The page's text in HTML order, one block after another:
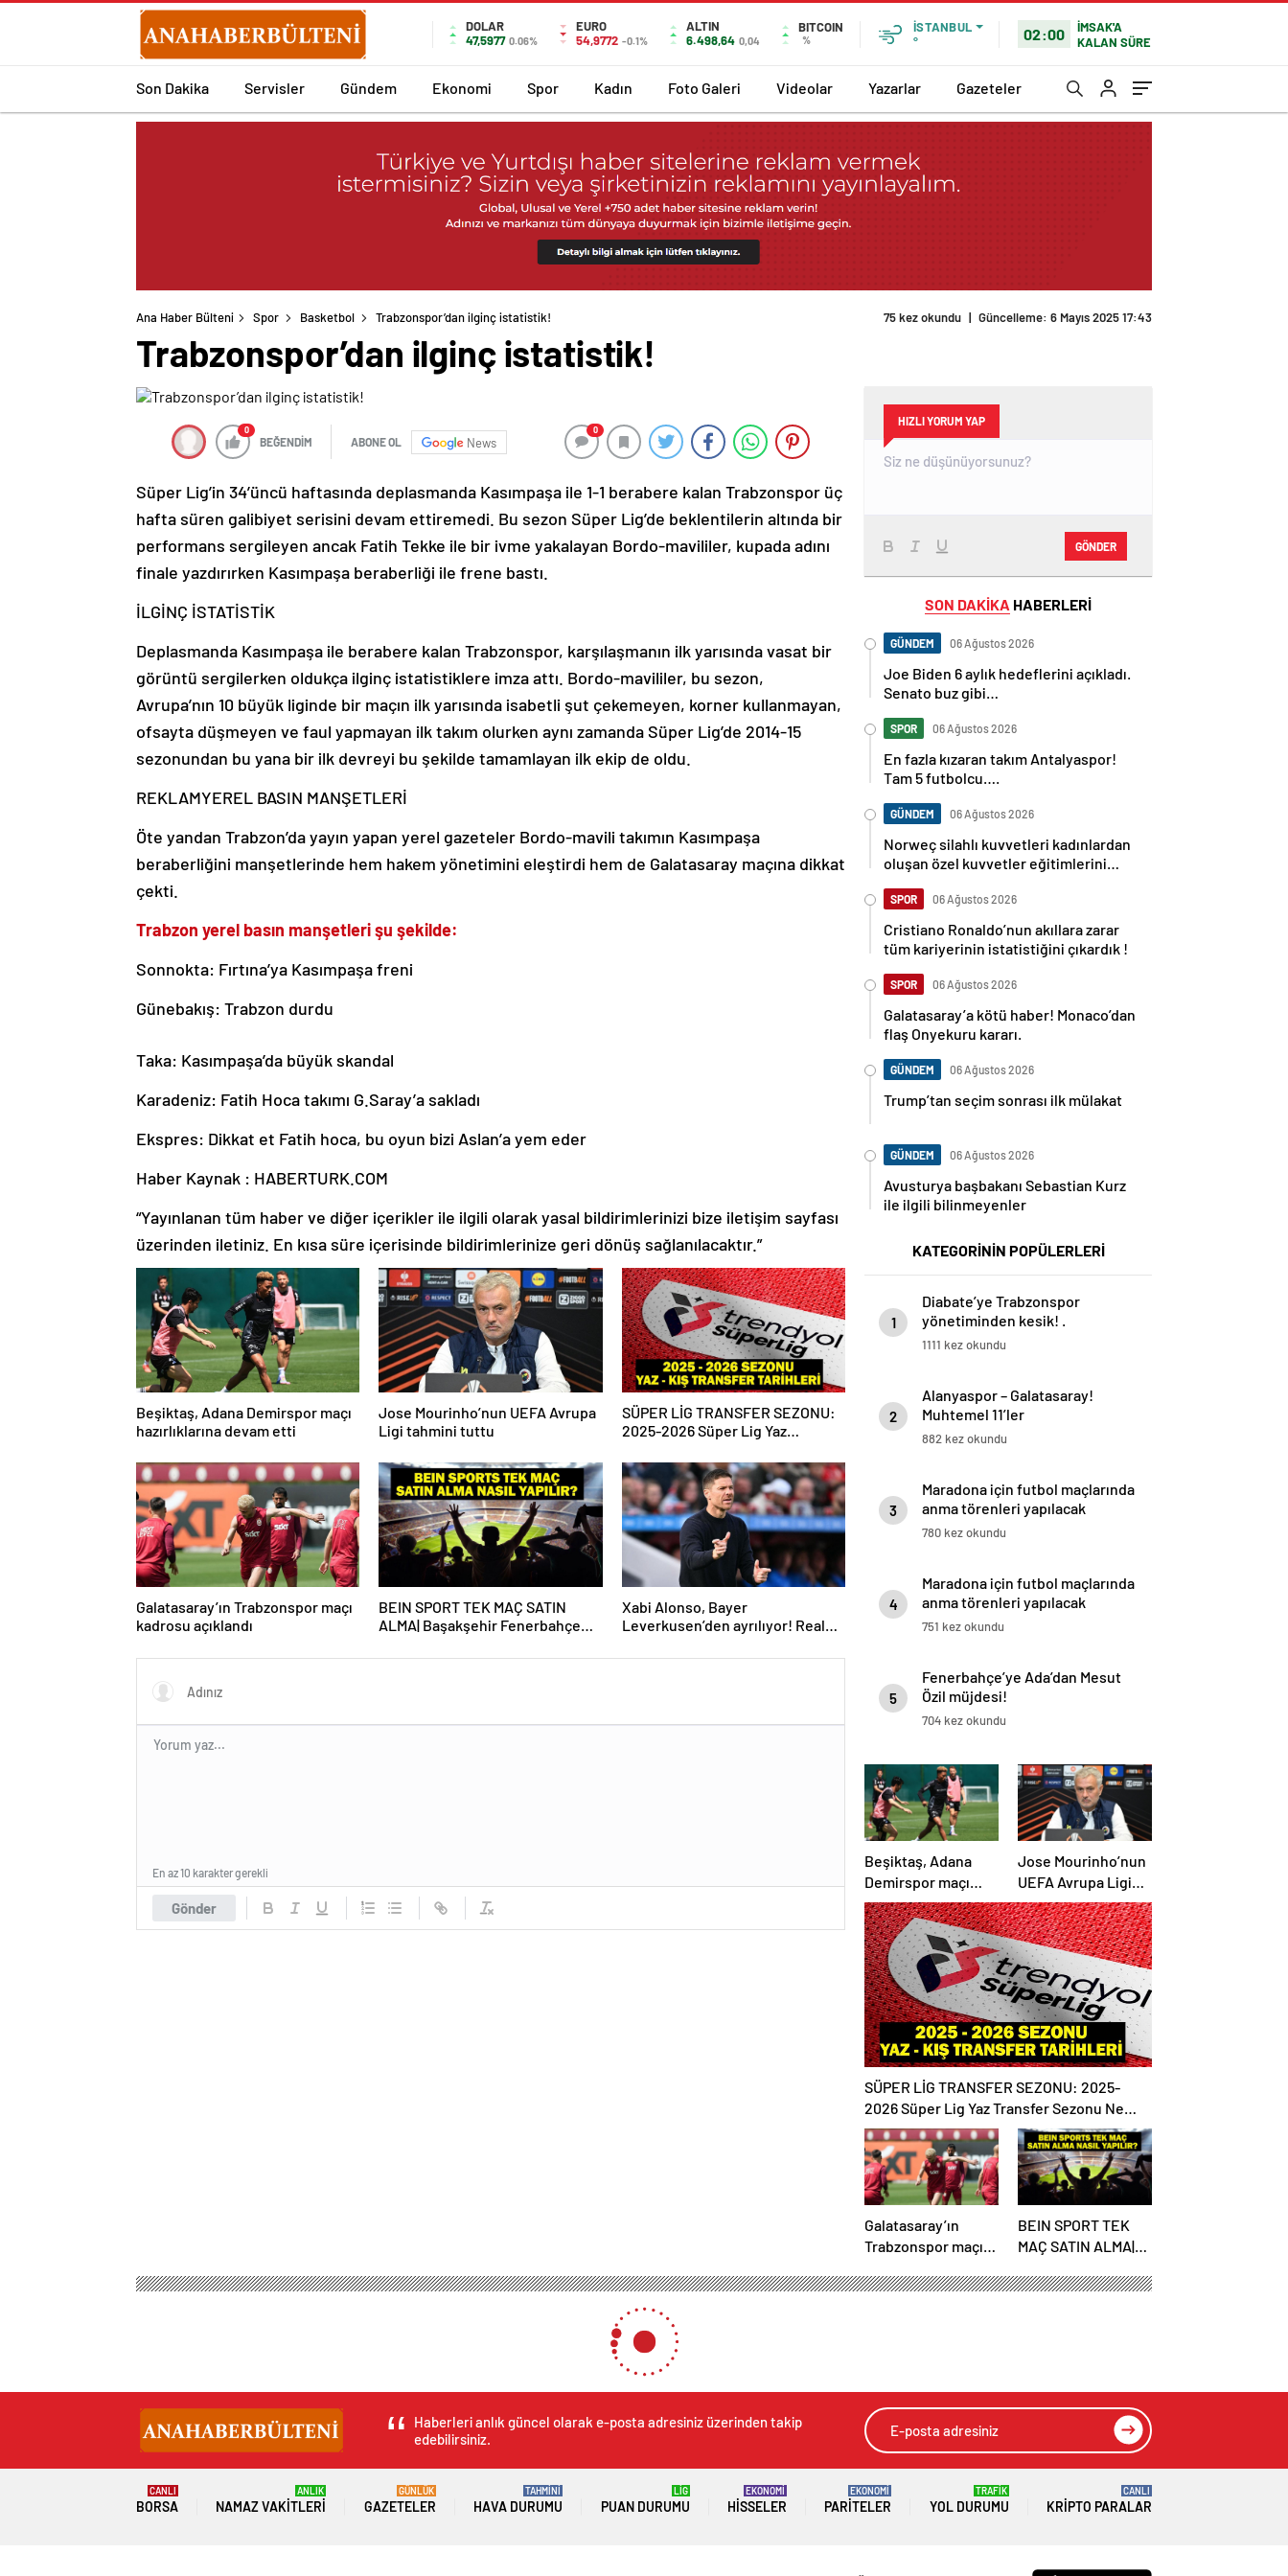
DOLAR
47,5977 0.06%
EURO
54,9772 -0.1%
ALTIN
6.498,64 0,04
BITCOIN
%
İSTANBUL
°
02:00
İMSAK'A
KALAN SÜRE
Son Dakika Servisler Gündem Ekonomi Spor Kadın Foto Galeri Videolar Yazarlar Gazeteler
Ana Haber Bülteni Spor Basketbol Trabzonspor’dan ilginç istatistik! 75 kez okundu | Güncelleme: 6 Mayıs 2025 17:43
Trabzonspor’dan ilginç istatistik!
0
BEĞENDİM ABONE OL News
0
Süper Lig’in 34’üncü haftasında deplasmanda Kasımpaşa ile 1-1 berabere kalan Trabzonspor üç
hafta süren galibiyet serisini devam ettiremedi. Bu sezon Süper Lig’de beklentilerin altında bir
performans sergileyen ancak Fatih Tekke ile bir ivme yakalayan Bordo-mavililer, kupada adını
finale yazdırırken Kasımpaşa beraberliği ile frene bastı.
İLGİNÇ İSTATİSTİK
Deplasmanda Kasımpaşa ile berabere kalan Trabzonspor, karşılaşmanın ilk yarısında vasat bir
görüntü sergilerken oldukça ilginç istatistiklere imza attı. Bordo-mavililer, bu sezon,
Avrupa’nın 10 büyük liginde bir maçın ilk yarısında isabetli şut çekemeyen, korner kullanmayan,
ofsayta düşmeyen ve faul yapmayan ilk takım olurken aynı zamanda Süper Lig’de 2014-15
sezonundan bu yana bir ilk devreyi bu şekilde tamamlayan ilk ekip de oldu.
REKLAMYEREL BASIN MANŞETLERİ
Öte yandan Trabzon’da yayın yapan yerel gazeteler Bordo-mavili takımın Kasımpaşa
beraberliğini manşetlerinde hem hakem yönetimini eleştirdi hem de Galatasaray maçına dikkat
çekti.
Trabzon yerel basın manşetleri şu şekilde:
Sonnokta: Fırtına’ya Kasımpaşa freni
Günebakış: Trabzon durdu
Taka: Kasımpaşa’da büyük skandal
Karadeniz: Fatih Hoca takımı G.Saray’a sakladı
Ekspres: Dikkat et Fatih hoca, bu oyun bizi Aslan’a yem eder
Haber Kaynak : HABERTURK.COM
“Yayınlanan tüm haber ve diğer içerikler ile ilgili olarak yasal bildirimlerinizi bize iletişim sayfası
üzerinden iletiniz. En kısa süre içerisinde bildirimlerinize geri dönüş sağlanılacaktır.”
Beşiktaş, Adana Demirspor maçı
hazırlıklarına devam etti
Jose Mourinho’nun UEFA Avrupa
Ligi tahmini tuttu
SÜPER LİG TRANSFER SEZONU:
2025-2026 Süper Lig Yaz
Başlayacak? Kış Transfer Sezonu
Ne Zaman Başlayacak? TFF
Açıkladı!
Galatasaray’ın Trabzonspor maçı
kadrosu açıklandı
BEIN SPORT TEK MAÇ SATIN
ALMA| Başakşehir Fenerbahçe
alma nasıl yapılır?
Xabi Alonso, Bayer
Leverkusen’den ayrılıyor! Real
Gönder
En az 10 karakter gerekli
HIZLI YORUM YAP
GÖNDER
SON DAKİKA HABERLERİ
GÜNDEM 06 Ağustos 2026
Joe Biden 6 aylık hedeflerini açıkladı.
Senato buz gibi…
SPOR 06 Ağustos 2026
En fazla kızaran takım Antalyaspor!
Tam 5 futbolcu….
GÜNDEM 06 Ağustos 2026
Norweç silahlı kuvvetleri kadınlardan
oluşan özel kuvvetler eğitimlerini
SPOR 06 Ağustos 2026
Cristiano Ronaldo’nun akıllara zarar
tüm kariyerinin istatistiğini çıkardık !
SPOR 06 Ağustos 2026
Galatasaray’a kötü haber! Monaco’dan
flaş Onyekuru kararı.
GÜNDEM 06 Ağustos 2026
Trump’tan seçim sonrası ilk mülakat
GÜNDEM 06 Ağustos 2026
Avusturya başbakanı Sebastian Kurz
ile ilgili bilinmeyenler
KATEGORİNİN POPÜLERLERİ
1
Diabate’ye Trabzonspor
yönetiminden kesik! .
1111 kez okundu
2
Alanyaspor – Galatasaray!
Muhtemel 11’ler
882 kez okundu
3
Maradona için futbol maçlarında
anma törenleri yapılacak
780 kez okundu
4
Maradona için futbol maçlarında
anma törenleri yapılacak
751 kez okundu
5
Fenerbahçe’ye Ada’dan Mesut
Özil müjdesi!
704 kez okundu
Beşiktaş, Adana
Demirspor maçı
hazırlıklarına devam
etti
Jose Mourinho’nun
UEFA Avrupa Ligi
tahmini tuttu
SÜPER LİG TRANSFER SEZONU: 2025-
2026 Süper Lig Yaz Transfer Sezonu Ne
Zaman Başlayacak? Kış Transfer Sezonu
Ne Zaman Başlayacak? TFF Açıkladı!
Galatasaray’ın
Trabzonspor maçı
BEIN SPORT TEK
MAÇ SATIN ALMA|
Fenerbahçe maçı
Haberleri anlık güncel olarak e-posta adresiniz üzerinden takip
edebilirsiniz.
BORSA
CANLI
NAMAZ VAKITLERI
ANLIK
GAZETELER
GÜNLÜK
HAVA DURUMU
TAHMİNİ
PUAN DURUMU
LİG
HISSELER
EKONOMİ
PARITELER
EKONOMİ
YOL DURUMU
TRAFİK
KRIPTO PARALAR
CANLI